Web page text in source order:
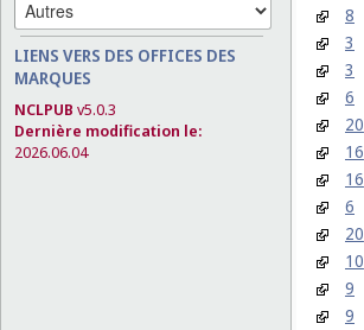
LIENS VERS DES OFFICES DES
MARQUES
NCLPUB v5.0.3
Dernière modification le:
2026.06.04
8
3
3
6
20
16
16
6
20
10
9
9